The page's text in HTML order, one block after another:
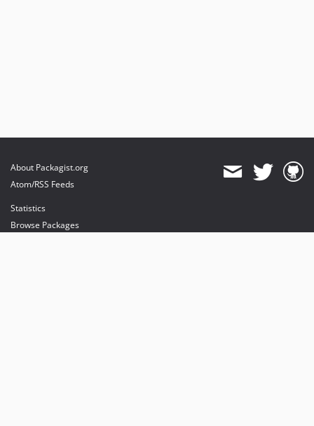
About Packagist.org
Atom/RSS Feeds
Statistics
Browse Packages